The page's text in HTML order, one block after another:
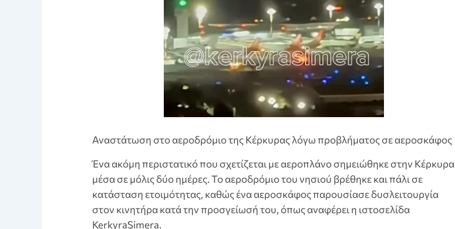
Αναστάτωση στο αεροδρόμιο της Κέρκυρας λόγω προβλήματος σε αεροσκάφος
Ένα ακόμη περιστατικό που σχετίζεται με αεροπλάνο σημειώθηκε στην Κέρκυρα
μέσα σε μόλις δύο ημέρες. Το αεροδρόμιο του νησιού βρέθηκε και πάλι σε
κατάσταση ετοιμότητας, καθώς ένα αεροσκάφος παρουσίασε δυσλειτουργία
στον κινητήρα κατά την προσγείωσή του, όπως αναφέρει η ιστοσελίδα
KerkyraSimera.